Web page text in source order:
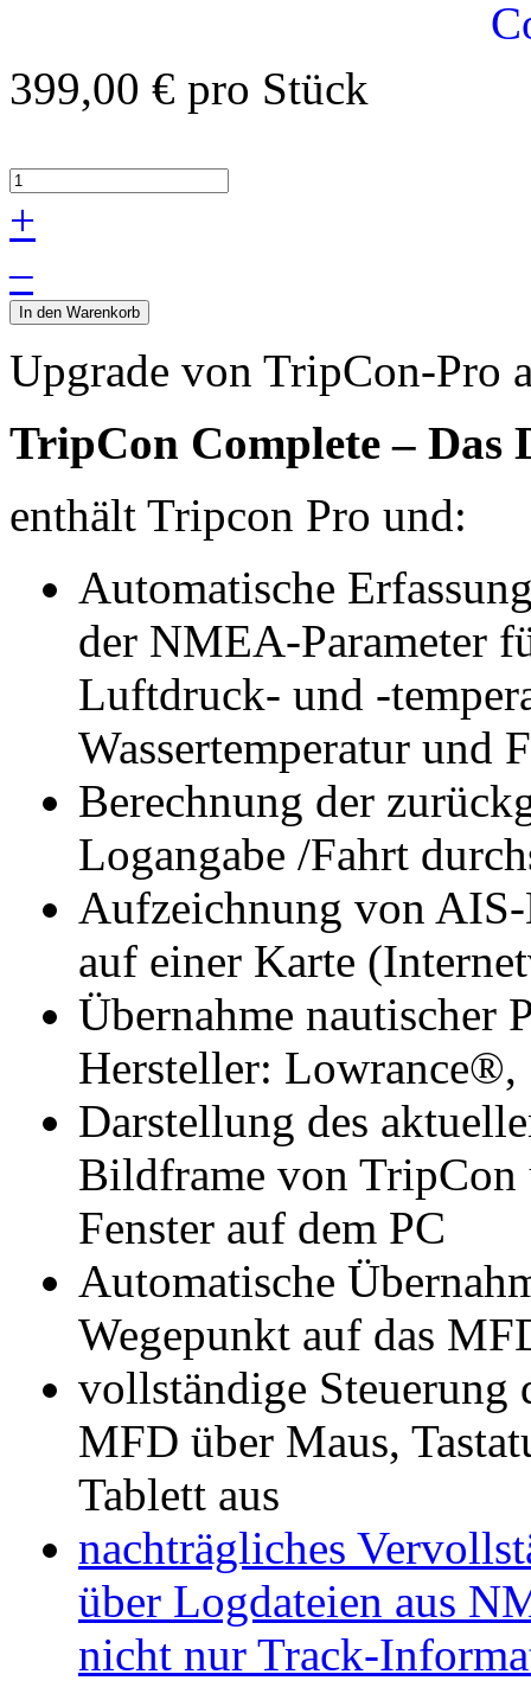
399,00 € pro Stück
+
–
In den Warenkorb
Upgrade von TripCon-Pro
TripCon Complete –
enthält Tripcon Pro und:
Automatische
der NMEA-Parameter
Luftdruck- und -
Wassertemperatur und
Berechnung der
Logangabe /Fahrt
Aufzeichnung von
auf einer Karte
Übernahme nautischer
Hersteller:
Darstellung des
Bildframe von TripCon
Fenster auf dem PC
Automatische
Wegepunkt auf das
vollständige Steuerung
MFD über Maus,
Tablett aus
nachträgliches
über Logdateien aus
nicht nur Track-